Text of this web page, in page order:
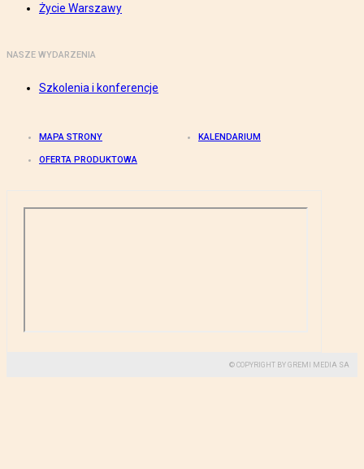
Życie Warszawy
NASZE WYDARZENIA
Szkolenia i konferencje
MAPA STRONY KALENDARIUM
OFERTA PRODUKTOWA
© COPYRIGHT BY GREMI MEDIA SA